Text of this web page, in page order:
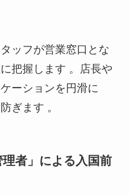
ッフが営業窓口とな
把握します 。店長や
ーションを円滑に
ぎます 。
者」による入国前